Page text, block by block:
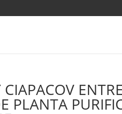
PLANTA